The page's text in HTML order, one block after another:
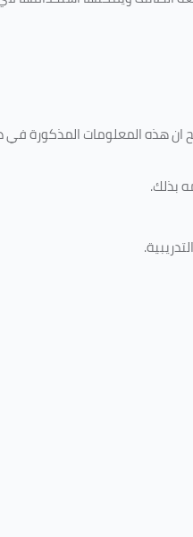
ان هذه المعلومات المذكورة في
بذلك.
.